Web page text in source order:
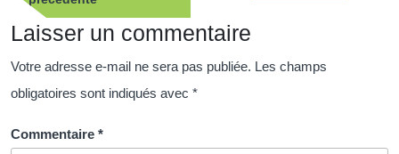
l’article
précédente
Laisser un commentaire
Votre adresse e-mail ne sera pas publiée. Les champs
obligatoires sont indiqués avec *
Commentaire *